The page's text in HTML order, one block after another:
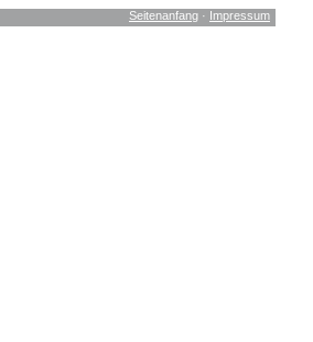
Seitenanfang · Impressum